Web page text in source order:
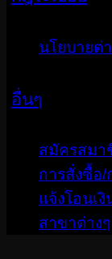
นโยบายต่
อื่นๆ
สมัครสมา
การสั่งซื้อ/
แจ้งโอนเงิ
สาขาต่างๆ